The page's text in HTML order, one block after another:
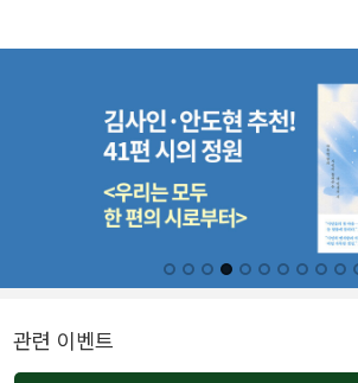
관련 이벤트